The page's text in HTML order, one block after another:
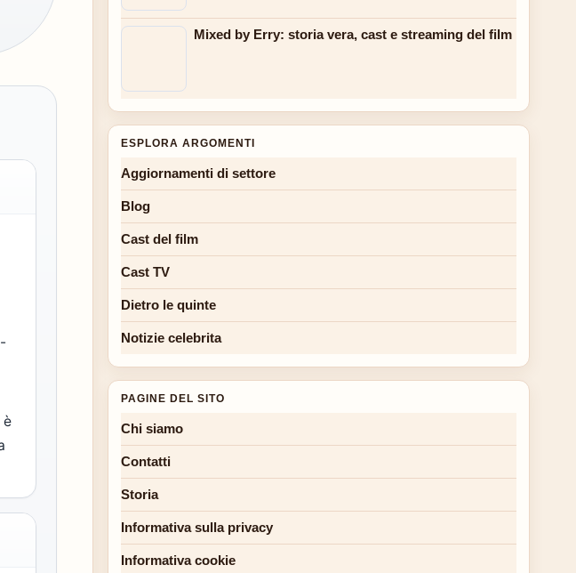
è
Mixed by Erry: storia vera, cast e streaming del film
ESPLORA ARGOMENTI
Aggiornamenti di settore
Blog
Cast del film
Cast TV
Dietro le quinte
Notizie celebrita
PAGINE DEL SITO
Chi siamo
Contatti
Storia
Informativa sulla privacy
Informativa cookie